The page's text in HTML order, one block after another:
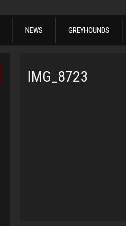
NEWS GREYHOUNDS
IMG_8723